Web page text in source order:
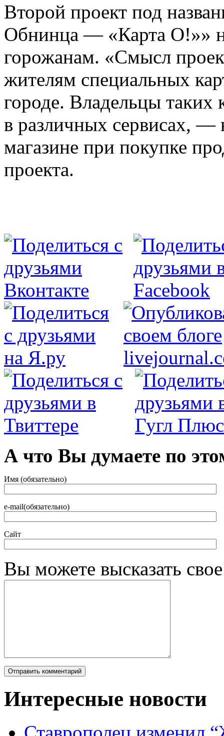
Второй проект под
Обнинца — «Карта О!»»
горожанам. «Смысл
жителям специальных
городе. Владельцы таких
в различных сервисах, —
магазине при покупке
проекта.
А что Вы думаете по
Имя (обязательно)
e-mail(обязательно)
Сайт
Вы можете высказать
Интересные новости